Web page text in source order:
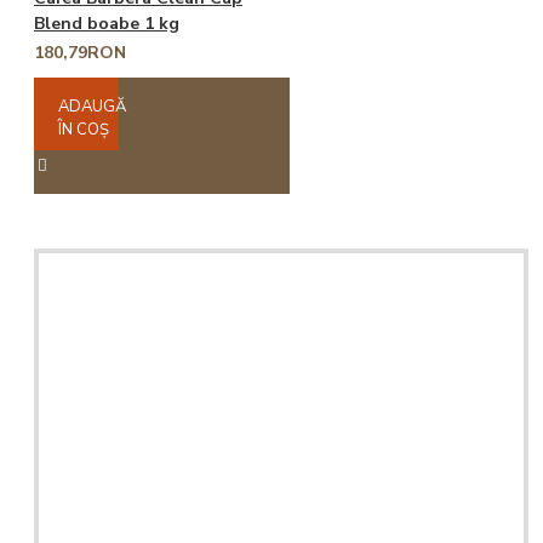
Blend boabe 1 kg
180,79RON
ADAUGĂ
ÎN COŞ